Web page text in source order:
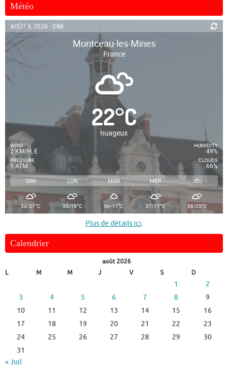
Météo
AOÛT 9, 2026 - DIM.
Montceau-les-Mines
France
22°C
nuageux
WIND
2 KM/H, E
PRESSURE
1 ATM
HUMIDITY
49%
CLOUDS
66%
DIM LUN MAR MER JEU
34/21°C 35/19°C 36/17°C 37/17°C 38/20°C
Plus de détails ici.
Calendrier
août 2026
L
M M J V S D
1
2
3
4 5 6 7 8
9
10
11 12 13 14 15
16
17
18 19 20 21 22
23
24
25 26 27 28 29
30
31
« Juil